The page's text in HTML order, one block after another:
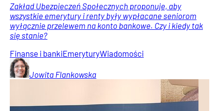
Zakład Ubezpieczeń Społecznych proponuje, aby
wszystkie emerytury i renty były wypłacane seniorom
wyłącznie przelewem na konto bankowe. Czy i kiedy tak
się stanie?
Finanse i bankiEmeryturyWiadomości
Jowita Flankowska